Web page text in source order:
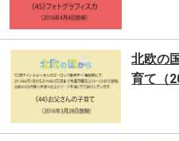
北欧の
育て（